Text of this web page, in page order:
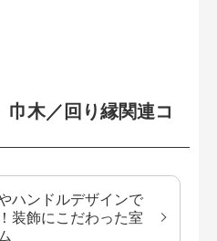
木／回り縁関連コ
ハンドルデザインで
装飾にこだわった室